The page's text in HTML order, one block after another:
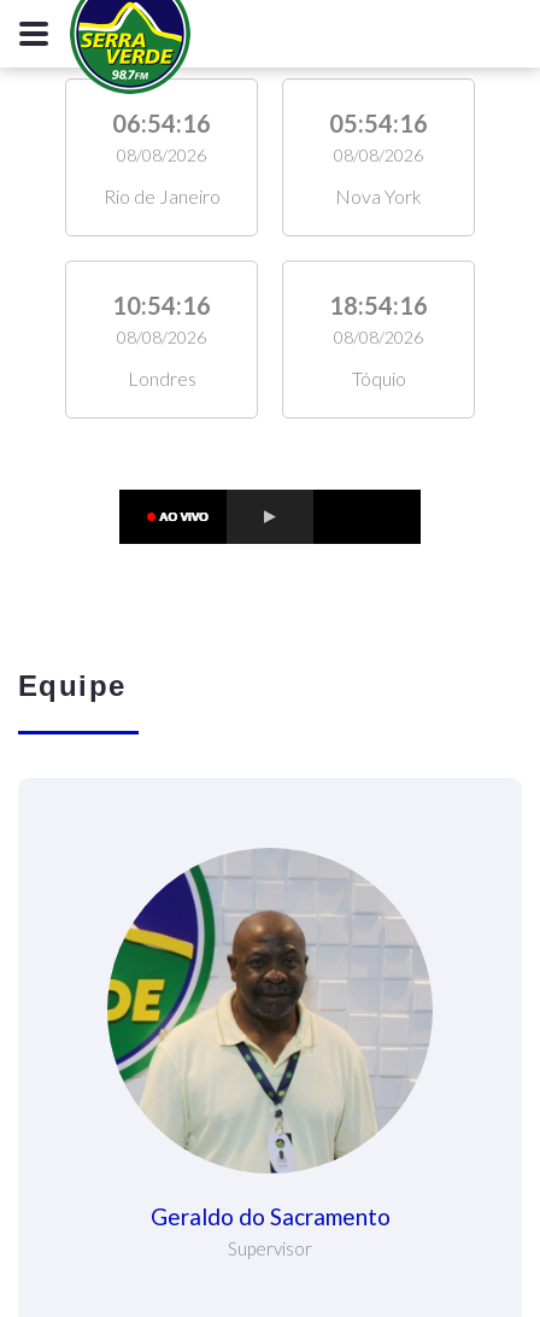
06:54:16
08/08/2026
Rio de Janeiro
05:54:16
08/08/2026
Nova York
10:54:16
08/08/2026
Londres
18:54:16
08/08/2026
Tóquio
Equipe
Geraldo do Sacramento
Supervisor